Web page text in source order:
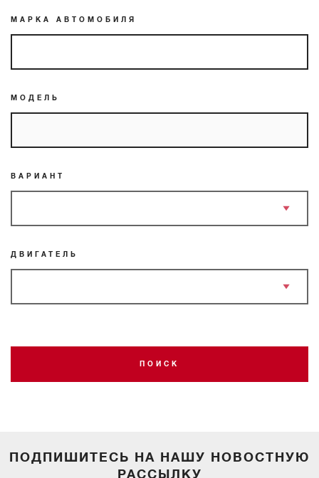
МАРКА АВТОМОБИЛЯ
МОДЕЛЬ
ВАРИАНТ
ДВИГАТЕЛЬ
ПОИСК
ПОДПИШИТЕСЬ НА НАШУ НОВОСТНУЮ